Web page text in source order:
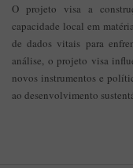
O projeto visa a
capacidade local em
de dados vitais para
análise, o projeto visa
novos instrumentos e
ao desenvolvimento